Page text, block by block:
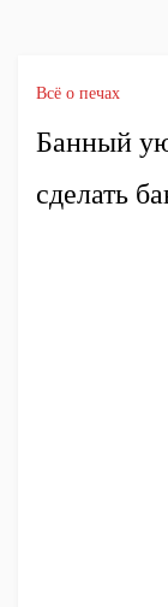
Всё о печах
Банный
сделать